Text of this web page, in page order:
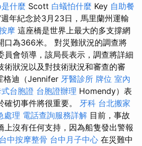
什麼 Scott 白蟻怕什麼 Key 自助餐
年紀念於3月23日，馬里蘭州運輸
摩 這座橋是世界上最大的多支撐網
口為366米。 對災難狀況的調查將
員會領導，該局長表示，調查將詳細
術狀況以及對技術狀況和審查的審
格迪（Jennifer 牙醫診所 牌位 室內
台胞證 台胞證辦理 Homendy）表
切事件將很重要。 牙科 台北搬家
處理 電話查詢服務詳解 目前，事故
上沒有任何支持，因為船隻發出警報
台中按摩整骨 台中月子中心 在災難中